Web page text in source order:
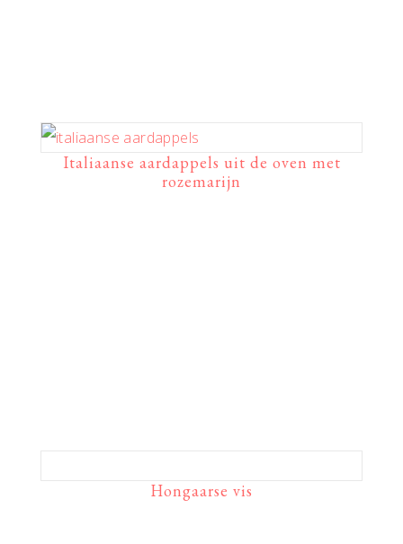
Italiaanse aardappels uit de oven met
rozemarijn
Hongaarse vis